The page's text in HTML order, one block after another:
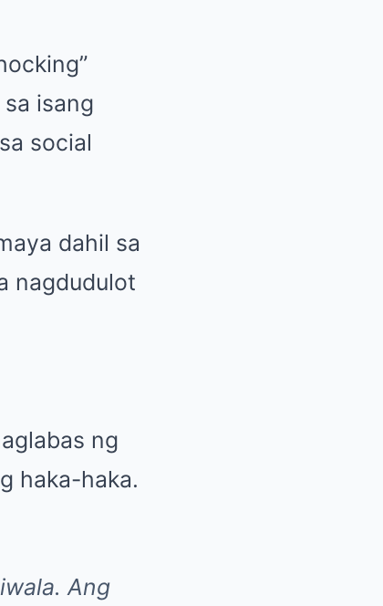
isang
social
dahil sa
nagdudulot
ng
haka-haka.
Ang